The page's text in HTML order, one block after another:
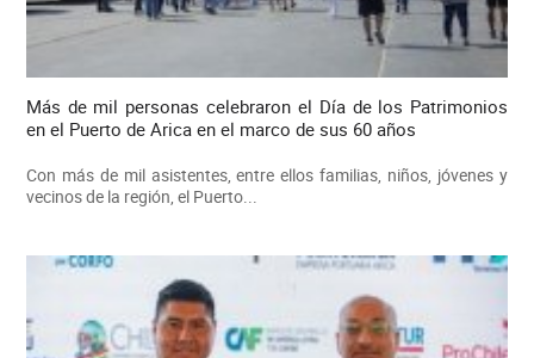
Más de mil personas celebraron el Día de los Patrimonios
en el Puerto de Arica en el marco de sus 60 años
Con más de mil asistentes, entre ellos familias, niños, jóvenes y
vecinos de la región, el Puerto...